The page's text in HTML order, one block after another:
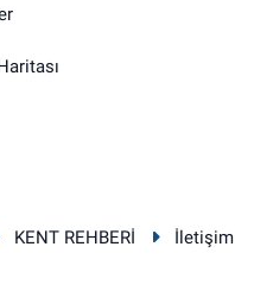
KENT REHBERİ
İletişim